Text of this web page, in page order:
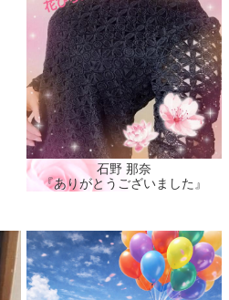
石野 那奈
『ありがとうございました』